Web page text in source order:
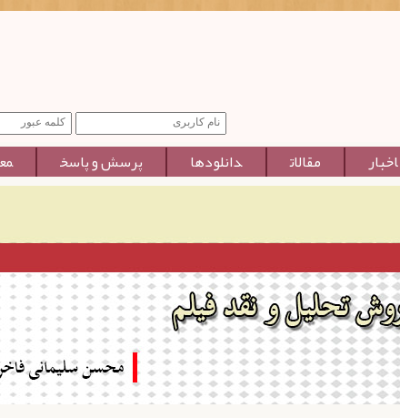
اخبار مقالات دانلودها پرسش و پاسخ